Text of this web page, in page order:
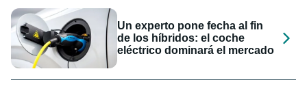
Un experto pone fecha al fin
de los híbridos: el coche
eléctrico dominará el mercado